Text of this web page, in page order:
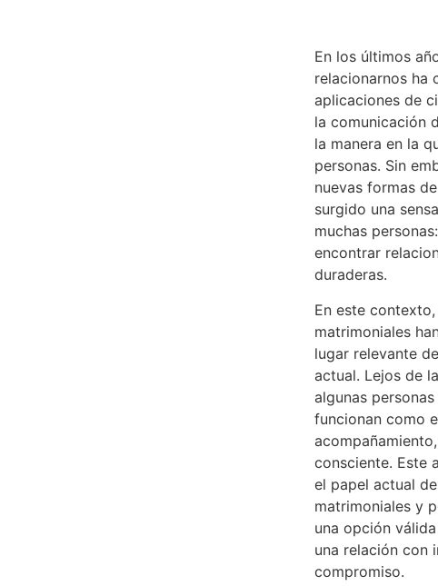
En los últimos
relacionarnos ha
aplicaciones de
la comunicación
la manera en la
personas. Sin
nuevas formas
surgido una
muchas
encontrar
duraderas.
En este
matrimoniales
lugar relevante
actual. Lejos de
algunas
funcionan como
consciente. Este
el papel actual
matrimoniales y
una opción
una relación con
compromiso.